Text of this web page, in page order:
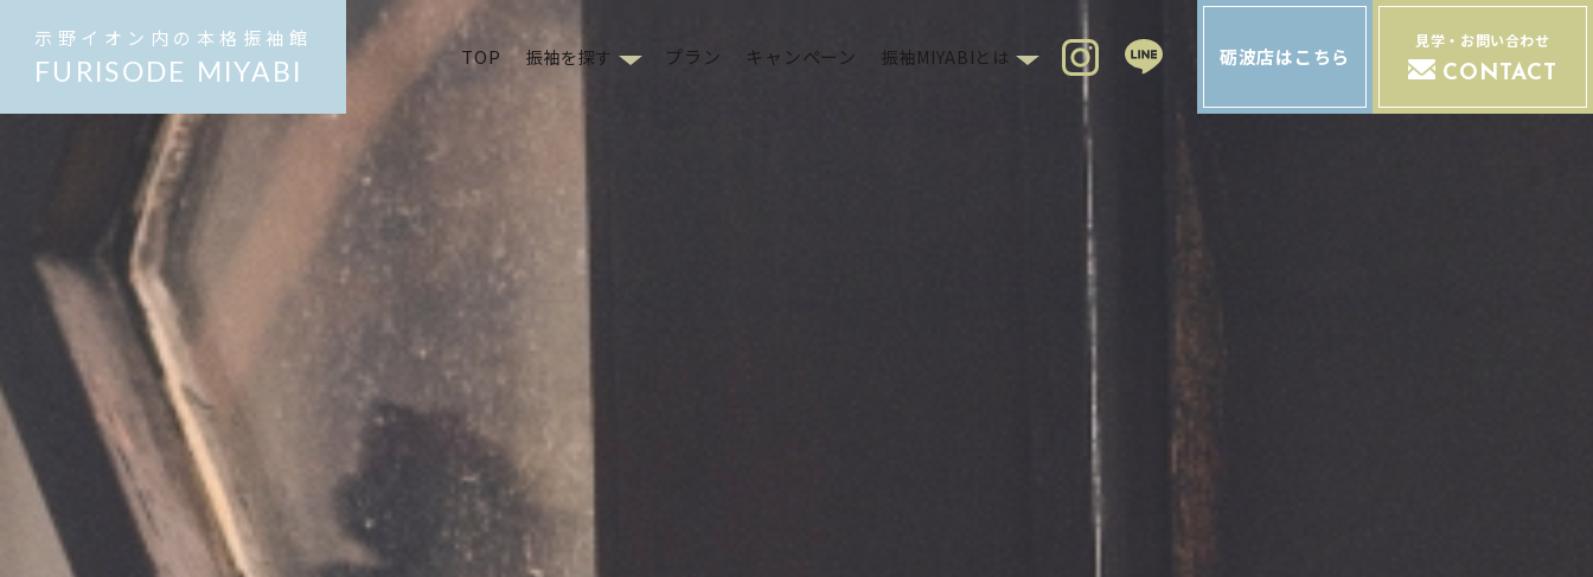
示野イオン内の本格振袖館
FURISODE MIYABI
TOP 振袖を探す プラン キャンペーン 振袖MIYABIとは 砺波店はこちら
見学・お問い合わせ
CONTACT